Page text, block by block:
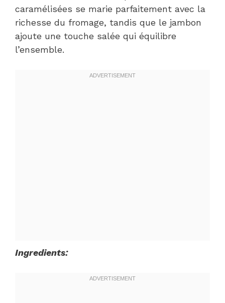
caramélisées se marie parfaitement avec la
richesse du fromage, tandis que le jambon
ajoute une touche salée qui équilibre
l’ensemble.
Ingredients: